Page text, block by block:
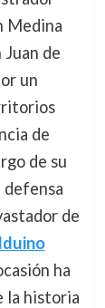
Medina
de
un
de
de su
defensa
de
ha
la historia